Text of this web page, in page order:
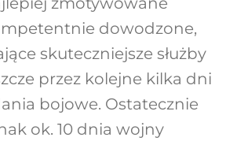
dowodzone,
skuteczniejsze służby
przez kolejne kilka dni
bojowe. Ostatecznie
ok. 10 dnia wojny